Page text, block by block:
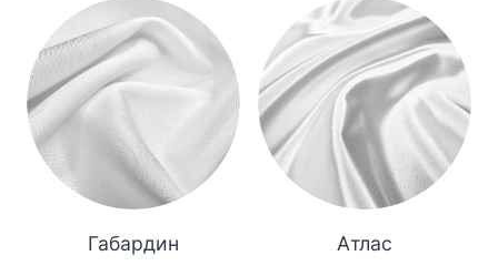
Габардин Атлас